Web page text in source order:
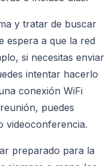
y tratar de buscar
espera a que la red
si necesitas enviar
intentar hacerlo
conexión WiFi
puedes
videoconferencia.
preparado para la